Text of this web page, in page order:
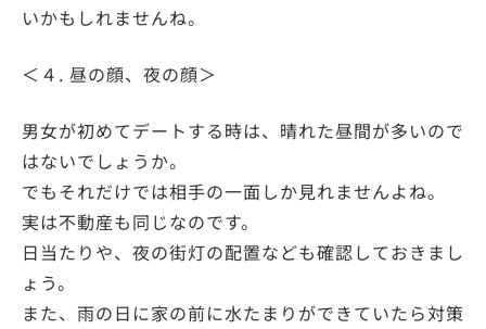
いかもしれませんね。
＜４. 昼の顔、夜の顔＞
男女が初めてデートする時は、晴れた昼間が多いので
はないでしょうか。
でもそれだけでは相手の一面しか見れませんよね。
実は不動産も同じなのです。
日当たりや、夜の街灯の配置なども確認しておきまし
ょう。
また、雨の日に家の前に水たまりができていたら対策